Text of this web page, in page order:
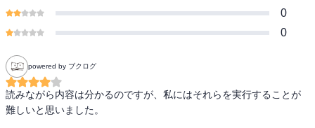
0
0
powered by ブクログ
読みながら内容は分かるのですが、私にはそれらを実行することが
難しいと思いました。